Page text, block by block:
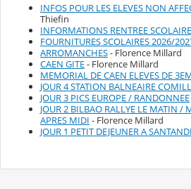
INFOS POUR LES ELEVES NON
Thiefin
INFORMATIONS RENTREE
FOURNITURES SCOLAIRES 2026/
ARROMANCHES- Florence Millard
CAEN GITE- Florence Millard
MEMORIAL DE CAEN ELEVES DE
JOUR 4 STATION BALNEAIRE
JOUR 3 PICS EUROPE / RANDONNEE
JOUR 2 BILBAO RALLYE LE MATIN /
APRES MIDI - Florence Millard
JOUR 1 PETIT DEJEUNER A